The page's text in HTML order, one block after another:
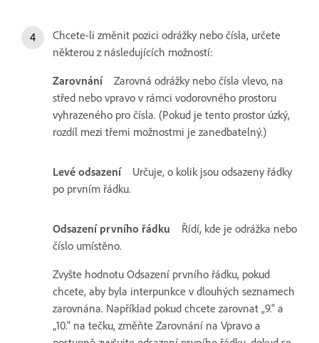
Chcete-li změnit pozici odrážky nebo čísla, určete
některou z následujících možností:
Zarovnání
Zarovná odrážky nebo čísla vlevo, na
střed nebo vpravo v rámci vodorovného prostoru
vyhrazeného pro čísla. (Pokud je tento prostor úzký,
rozdíl mezi třemi možnostmi je zanedbatelný.)
Levé odsazení
Určuje, o kolik jsou odsazeny řádky
po prvním řádku.
Odsazení prvního řádku
Řídí, kde je odrážka nebo
číslo umístěno.
Zvyšte hodnotu Odsazení prvního řádku, pokud
chcete, aby byla interpunkce v dlouhých seznamech
zarovnána. Například pokud chcete zarovnat „9." a
„10." na tečku, změňte Zarovnání na Vpravo a